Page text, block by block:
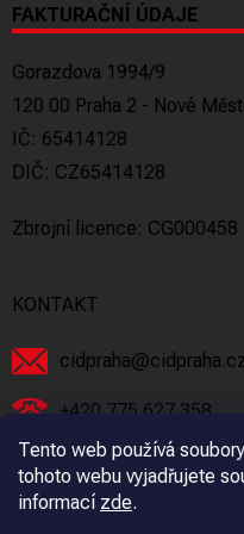
Tento web používá
tohoto webu vyjadřujete
informací zde.
FAKTURAČNÍ ÚDAJE
Gorazdova 1994/9
120 00 Praha 2 - Nové
IČ: 65414128
DIČ: CZ65414128
Zbrojní licence: CG000458
KONTAKT
cidpraha@
+420 775 627 358
Facebook
cidpraha_zbrane